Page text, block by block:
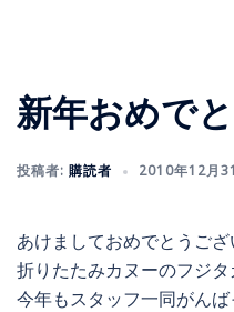
新年おめで
投稿者: 購読者 2010年12月
あけましておめでとうござ
折りたたみカヌーのフジ
今年もスタッフ一同がん